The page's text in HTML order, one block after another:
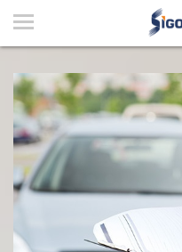
ANA SAYFA
HİZMETLERİMİZ
POLIÇE HATIRLAT
İLETIŞIM